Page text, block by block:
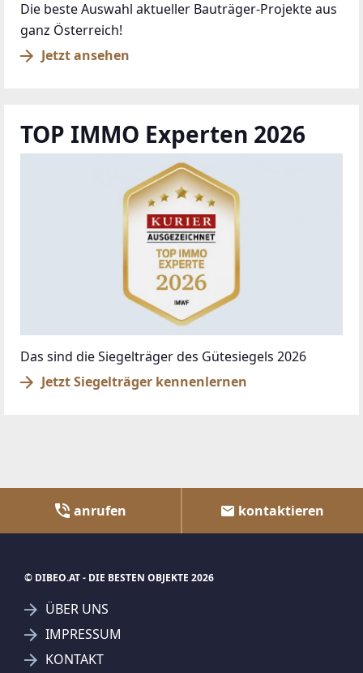
Die beste Auswahl aktueller Bauträger-Projekte aus
ganz Österreich!
Jetzt ansehen
TOP IMMO Experten 2026
Das sind die Siegelträger des Gütesiegels 2026
Jetzt Siegelträger kennenlernen
anrufen kontaktieren
© DIBEO.AT - DIE BESTEN OBJEKTE 2026
ÜBER UNS
IMPRESSUM
KONTAKT